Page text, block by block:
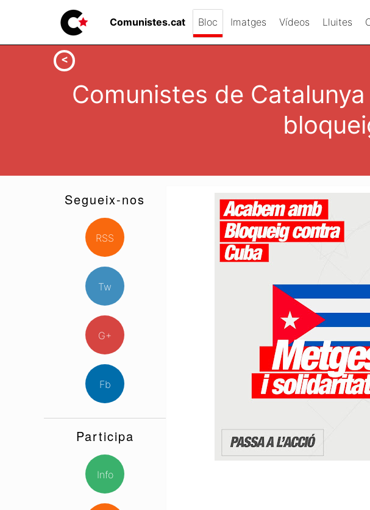
Comunistes.cat Bloc Imatges Vídeos Lluites
Comunistes de
Segueix-nos
RSS
Tw
G+
Fb
Participa
Info